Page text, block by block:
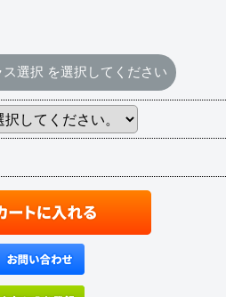
選択 を選択してください